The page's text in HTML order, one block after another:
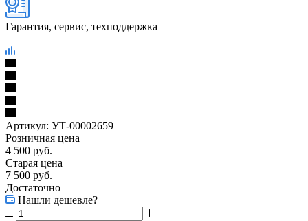
Гарантия, сервис, техподдержка
Артикул: УТ-00002659
Розничная цена
4 500 руб.
Старая цена
7 500 руб.
Достаточно
Нашли дешевле?